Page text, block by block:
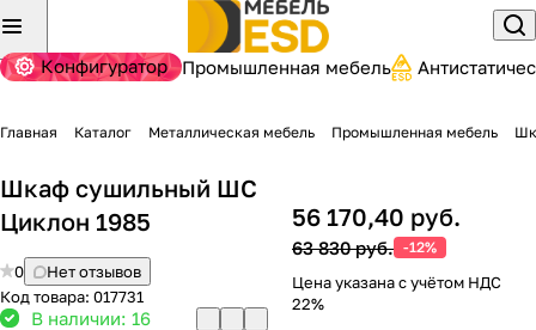
Конфигуратор Промышленная мебель
Главная Каталог Металлическая мебель Промышленная мебель
Шкаф сушильный ШС
Циклон 1985
0
Нет отзывов
Код товара: 017731
В наличии: 16
56 170,40 руб.
63 830 руб. -12%
Цена указана с учётом НДС
22%